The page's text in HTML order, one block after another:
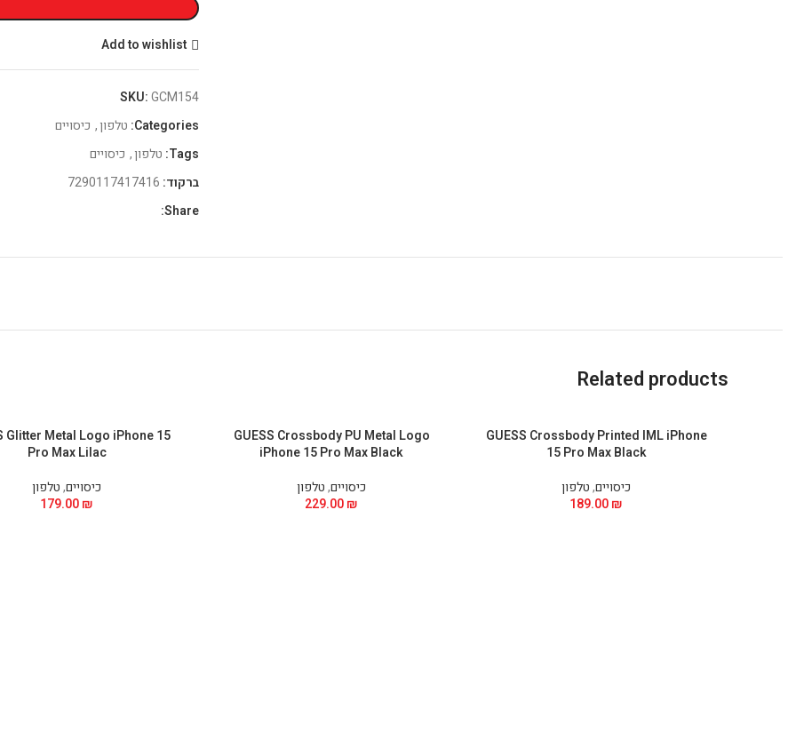
Add to wishlist
SKU:GCM154
Categories: טלפון, כיסויים
Tags: טלפון, כיסויים
ברקוד:
Share:
Related products
GUESS Crossbody Printed IML iPhone
15 Pro Max Black
כיסויים,טלפון
189.00₪
GUESS Crossbody PU Metal Logo
iPhone 15 Pro Max Black
כיסויים,טלפון
229.00₪
Glitter Metal Logo iPhone 15
Pro Max Lilac
כיסויים,טלפון
179.00₪